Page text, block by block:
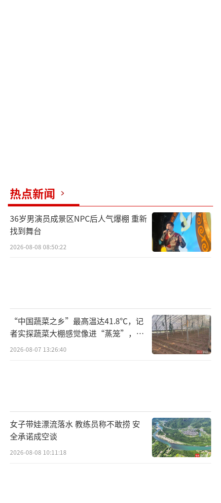
热点新闻
36岁男演员成景区NPC后人气爆棚 重新
找到舞台
2026-08-08 08:50:22
“中国蔬菜之乡”最高温达41.8℃，记
者实探蔬菜大棚感觉像进“蒸笼”，有
村民称只能凌晨两点起来干活
2026-08-07 13:26:40
女子带娃漂流落水 教练员称不敢捞 安
全承诺成空谈
2026-08-08 10:11:18